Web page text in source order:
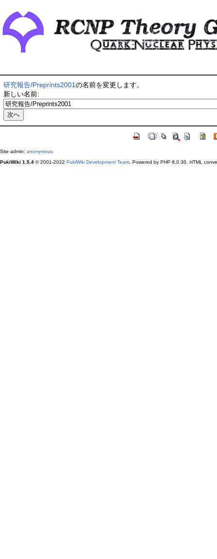
研究報告/Preprints2001の名前を変更します。
新しい名前:
Site admin: anonymous
PukiWiki 1.5.4 © 2001-2022 PukiWiki Development Team . Powered by PHP 8.0.30. HTML